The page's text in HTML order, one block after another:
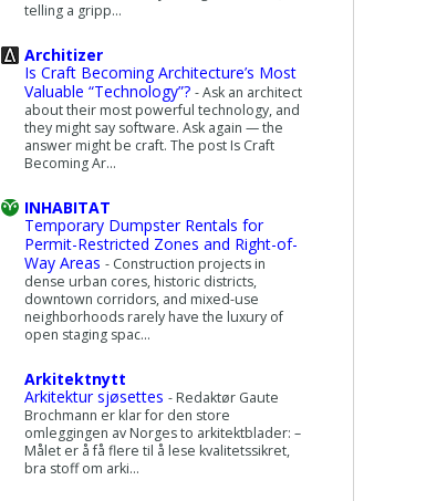
telling a gripp...
Architizer
Is Craft Becoming Architecture’s Most
Valuable “Technology”? -Ask an architect
about their most powerful technology, and
they might say software. Ask again — the
answer might be craft. The post Is Craft
Becoming Ar...
INHABITAT
Temporary Dumpster Rentals for
Permit-Restricted Zones and Right-of-
Way Areas - Construction projects in
dense urban cores, historic districts,
downtown corridors, and mixed-use
neighborhoods rarely have the luxury of
open staging spac...
Arkitektnytt
Arkitektur sjøsettes - Redaktør Gaute
Brochmann er klar for den store
omleggingen av Norges to arkitektblader: –
Målet er å få flere til å lese kvalitetssikret,
bra stoff om arki...